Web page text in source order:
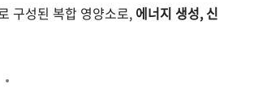
구성된 복합 영양소로, 에너지 생성, 신